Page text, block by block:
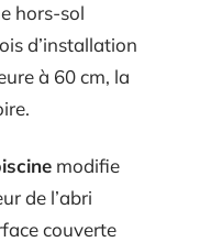
hors-sol
d’installation
à 60 cm, la
modifie
de l’abri
couverte